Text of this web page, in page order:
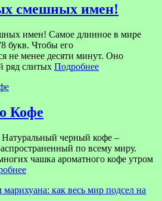
смешных имен!
имен! Самое длинное в мире
букв. Чтобы его
не менее десяти минут. Оно
ряд слитых Подробнее
Кофе
черный кофе –
по всему миру.
чашка ароматного кофе утром